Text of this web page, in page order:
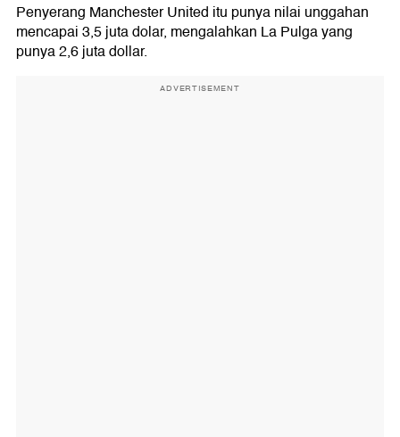
Penyerang Manchester United itu punya nilai unggahan
mencapai 3,5 juta dolar, mengalahkan La Pulga yang
punya 2,6 juta dollar.
ADVERTISEMENT